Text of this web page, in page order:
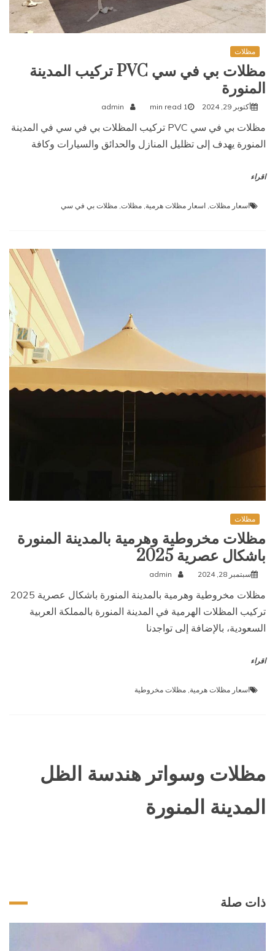
مظلات
مظلات بي في سي PVC تركيب المدينة
المنورة
أكتوبر 29, 2024 1 min read
admin
مظلات بي في سي PVC تركيب المظلات بي في سي في المدينة
المنورة يهدف إلى تظليل المنازل والحدائق والسيارات وكافة
اقراء
اسعار مظلات اسعار مظلات هرمية مظلات مظلات بي في سي
مظلات
مظلات مخروطية وهرمية بالمدينة المنورة
باشكال عصرية 2025
سبتمبر 28, 2024 admin
مظلات مخروطية وهرمية بالمدينة المنورة باشكال عصرية 2025
تركيب المظلات الهرمية في المدينة المنورة بالمملكة العربية
السعودية، بالإضافة إلى تواجدنا
اقراء
اسعار مظلات هرمية مظلات مخروطية
مظلات وسواتر هندسة الظل
المدينة المنورة
ذات صلة